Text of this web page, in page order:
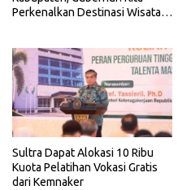
Perkenalkan Destinasi Wisata
Sultra Dapat Alokasi 10 Ribu
Kuota Pelatihan Vokasi Gratis
dari Kemnaker